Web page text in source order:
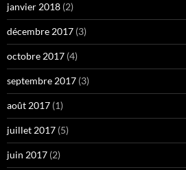
janvier 2018 (2)
décembre 2017 (3)
octobre 2017 (4)
septembre 2017 (3)
août 2017 (1)
juillet 2017 (5)
juin 2017 (2)